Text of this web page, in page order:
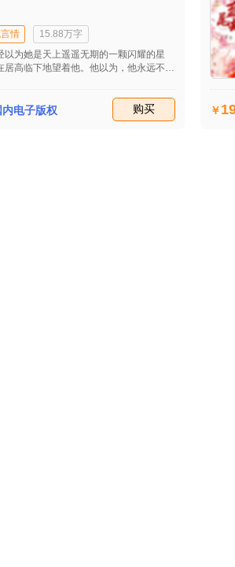
情
15.88万字
以为她是天上遥遥无期的一颗闪耀的星
居高临下地望着他。他以为，他永远不会
内电子版权 购买